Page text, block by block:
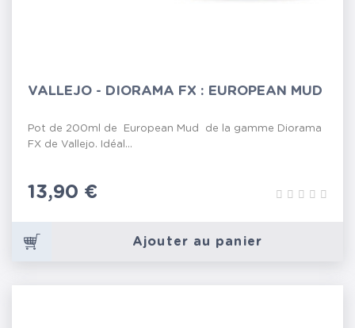
VALLEJO - DIORAMA FX : EUROPEAN MUD
Pot de 200ml de European Mud de la gamme Diorama
FX de Vallejo. Idéal...
Prix
13,90 €
Ajouter au panier